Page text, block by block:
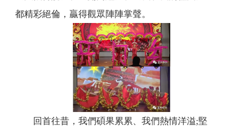
都精彩絕倫，贏得觀眾陣陣掌聲。
回首往昔，我們碩果累累、我們熱情洋溢;堅